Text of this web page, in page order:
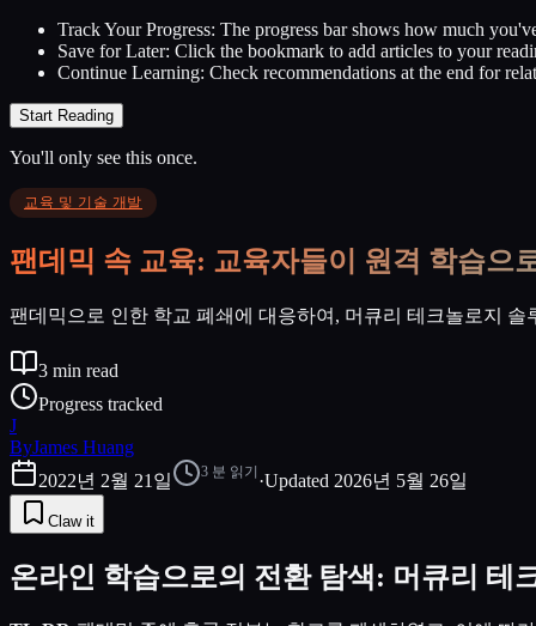
Track Your Progress: The progress bar shows how much
Save for Later: Click the bookmark to add articles to your
Continue Learning: Check recommendations at the end for
Start Reading
You'll only see this once.
교육 및 기술 개발
팬데믹 속 교육: 교육자들이 원격 학습으
팬데믹으로 인한 학교 폐쇄에 대응하여, 머큐리 테크놀로지
3 min read
Progress tracked
J
ByJames Huang
2022년 2월 21일
3 분 읽기 ·Updated 2026년 5월 26일
Claw it
온라인 학습으로의 전환 탐색: 머큐리 테